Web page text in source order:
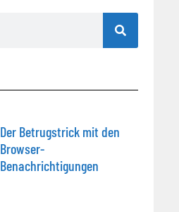
Der Betrugstrick mit den
Browser-
Benachrichtigungen